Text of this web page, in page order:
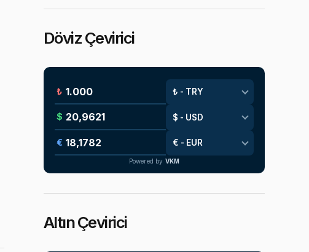
Döviz Çevirici
₺
$
€
Powered by VKM
Altın Çevirici